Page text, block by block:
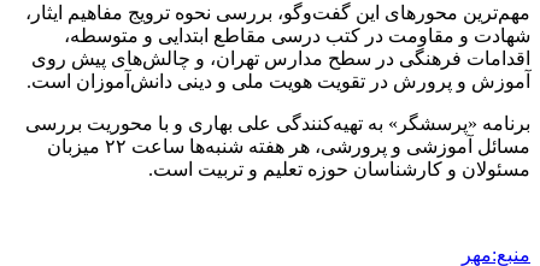
مهم‌ترین محورهای این گفت‌وگو، بررسی نحوه ترویج مفاهیم ایثار،
شهادت و مقاومت در کتب درسی مقاطع ابتدایی و متوسطه،
اقدامات فرهنگی در سطح مدارس تهران، و چالش‌های پیش روی
آموزش و پرورش در تقویت هویت ملی و دینی دانش‌آموزان است.
برنامه «پرسشگر» به تهیه‌کنندگی علی بهاری و با محوریت بررسی
مسائل آموزشی و پرورشی، هر هفته شنبه‌ها ساعت ۲۲ میزبان
مسئولان و کارشناسان حوزه تعلیم و تربیت است.
منبع:مهر